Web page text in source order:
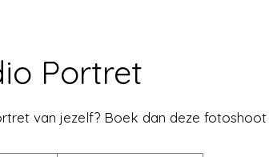
Portret
van jezelf? Boek dan deze fotoshoot